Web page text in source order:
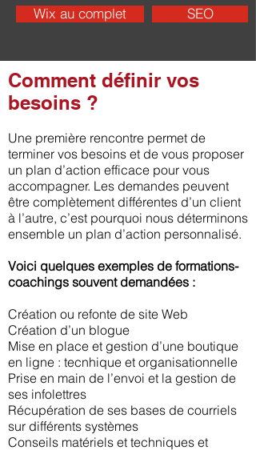
Wix au complet SEO
Comment définir vos
besoins ?
Une première rencontre permet de
terminer vos besoins et de vous proposer
un plan d’action efficace pour vous
accompagner. Les demandes peuvent
être complètement différentes d’un client
à l’autre, c’est pourquoi nous déterminons
ensemble un plan d’action personnalisé.
Voici quelques exemples de formations-
coachings souvent demandées :
Création ou refonte de site Web
Création d’un blogue
Mise en place et gestion d’une boutique
en ligne : tecnhique et organisationnelle
Prise en main de l’envoi et la gestion de
ses infolettres
Récupération de ses bases de courriels
sur différents systèmes
Conseils matériels et techniques et